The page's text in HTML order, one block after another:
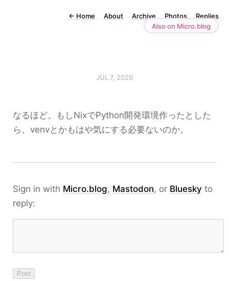
← Home About Archive Photos
Replies
Also on Micro.blog
JUL 7, 2026
なるほど。もしNixでPython開発環境作ったとした
ら、venvとかもはや気にする必要ないのか。
Sign in with Micro.blog, Mastodon, or Bluesky to
reply: